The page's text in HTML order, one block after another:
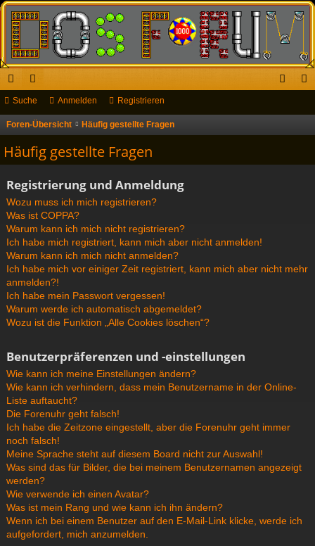
ch
ne
ug
riff
or
en
de re
Suche Anmelden Registrieren
Foren-Übersicht Häufig gestellte Fragen
Häufig gestellte Fragen
Registrierung und Anmeldung
Wozu muss ich mich registrieren?
Was ist COPPA?
Warum kann ich mich nicht registrieren?
Ich habe mich registriert, kann mich aber nicht anmelden!
Warum kann ich mich nicht anmelden?
Ich habe mich vor einiger Zeit registriert, kann mich aber nicht mehr
anmelden?!
Ich habe mein Passwort vergessen!
Warum werde ich automatisch abgemeldet?
Wozu ist die Funktion „Alle Cookies löschen“?
Benutzerpräferenzen und -einstellungen
Wie kann ich meine Einstellungen ändern?
Wie kann ich verhindern, dass mein Benutzername in der Online-
Liste auftaucht?
Die Forenuhr geht falsch!
Ich habe die Zeitzone eingestellt, aber die Forenuhr geht immer
noch falsch!
Meine Sprache steht auf diesem Board nicht zur Auswahl!
Was sind das für Bilder, die bei meinem Benutzernamen angezeigt
werden?
Wie verwende ich einen Avatar?
Was ist mein Rang und wie kann ich ihn ändern?
Wenn ich bei einem Benutzer auf den E-Mail-Link klicke, werde ich
aufgefordert, mich anzumelden.